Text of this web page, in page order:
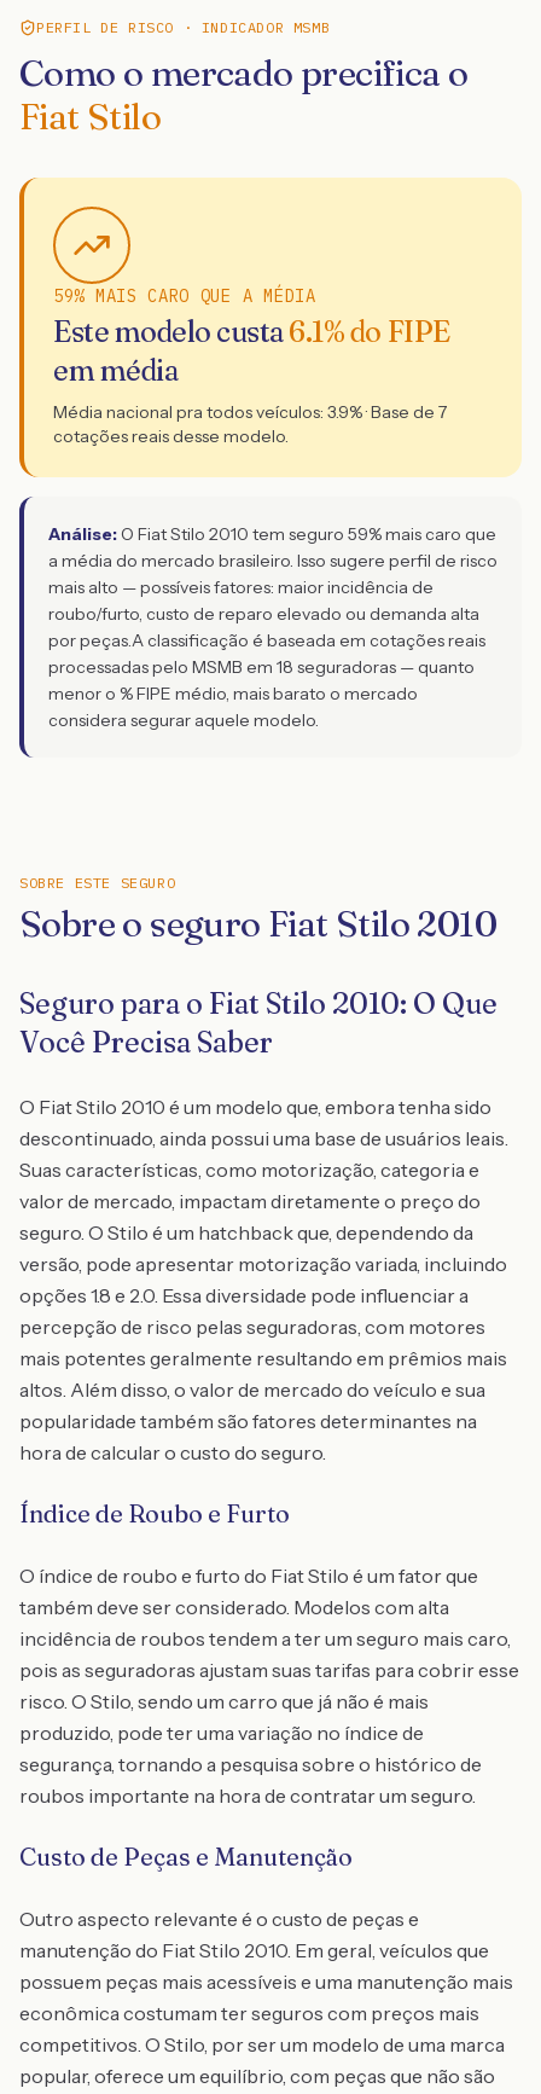
PERFIL DE RISCO · INDICADOR MSMB
Como o mercado precifica o
Fiat Stilo
59% MAIS CARO QUE A MÉDIA
Este modelo custa6.1% do FIPE
em média
Média nacional pra todos veículos: 3.9% · Base de 7
cotações reais desse modelo.
Análise: O Fiat Stilo 2010 tem seguro 59% mais caro que
a média do mercado brasileiro. Isso sugere perfil de risco
mais alto — possíveis fatores: maior incidência de
roubo/furto, custo de reparo elevado ou demanda alta
por peças.A classificação é baseada em cotações reais
processadas pelo MSMB em 18 seguradoras — quanto
menor o % FIPE médio, mais barato o mercado
considera segurar aquele modelo.
SOBRE ESTE SEGURO
Sobre o seguro Fiat Stilo 2010
Seguro para o Fiat Stilo 2010: O Que
Você Precisa Saber
O Fiat Stilo 2010 é um modelo que, embora tenha sido
descontinuado, ainda possui uma base de usuários leais.
Suas características, como motorização, categoria e
valor de mercado, impactam diretamente o preço do
seguro. O Stilo é um hatchback que, dependendo da
versão, pode apresentar motorização variada, incluindo
opções 1.8 e 2.0. Essa diversidade pode influenciar a
percepção de risco pelas seguradoras, com motores
mais potentes geralmente resultando em prêmios mais
altos. Além disso, o valor de mercado do veículo e sua
popularidade também são fatores determinantes na
hora de calcular o custo do seguro.
Índice de Roubo e Furto
O índice de roubo e furto do Fiat Stilo é um fator que
também deve ser considerado. Modelos com alta
incidência de roubos tendem a ter um seguro mais caro,
pois as seguradoras ajustam suas tarifas para cobrir esse
risco. O Stilo, sendo um carro que já não é mais
produzido, pode ter uma variação no índice de
segurança, tornando a pesquisa sobre o histórico de
roubos importante na hora de contratar um seguro.
Custo de Peças e Manutenção
Outro aspecto relevante é o custo de peças e
manutenção do Fiat Stilo 2010. Em geral, veículos que
possuem peças mais acessíveis e uma manutenção mais
econômica costumam ter seguros com preços mais
competitivos. O Stilo, por ser um modelo de uma marca
popular, oferece um equilíbrio, com peças que não são